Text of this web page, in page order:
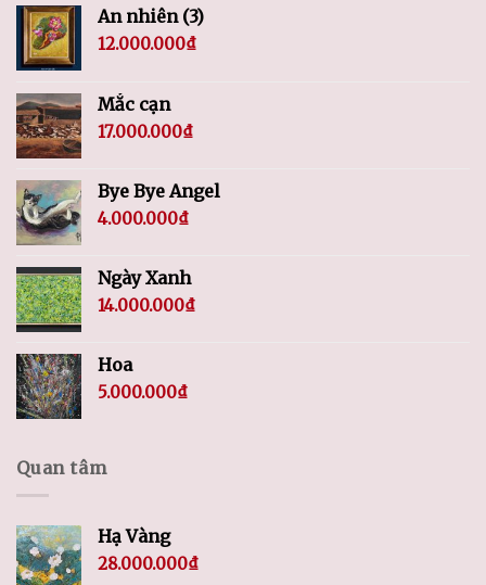
An nhiên (3)
12.000.000₫
Mắc cạn
17.000.000₫
Bye Bye Angel
4.000.000₫
Ngày Xanh
14.000.000₫
Hoa
5.000.000₫
Quan tâm
Hạ Vàng
28.000.000₫